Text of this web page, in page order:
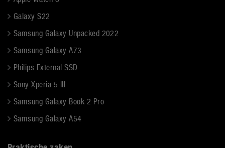
Galaxy S22
Samsung Galaxy Unpacked 2022
Samsung Galaxy A73
Philips External SSD
Sony Xperia 5 III
Samsung Galaxy Book 2 Pro
Samsung Galaxy A54